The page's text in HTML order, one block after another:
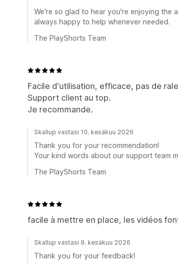
We're so glad to hear you're enjoying the
always happy to help whenever needed.
The PlayShorts Team
Facile d'utilisation, efficace, pas de
Support client au top.
Je recommande.
Skallup vastasi 10. kesäkuu 2026
Thank you for your recommendation!
Your kind words about our support team
The PlayShorts Team
facile à mettre en place, les vidéos
Skallup vastasi 9. kesäkuu 2026
Thank you for your feedback!